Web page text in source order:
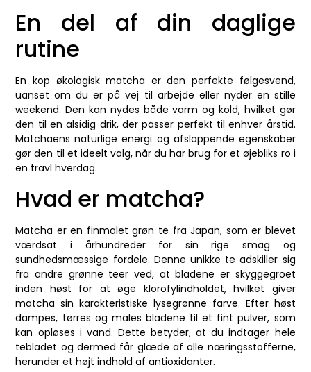
En del af din daglige
rutine
En kop økologisk matcha er den perfekte følgesvend,
uanset om du er på vej til arbejde eller nyder en stille
weekend. Den kan nydes både varm og kold, hvilket gør
den til en alsidig drik, der passer perfekt til enhver årstid.
Matchaens naturlige energi og afslappende egenskaber
gør den til et ideelt valg, når du har brug for et øjebliks ro i
en travl hverdag.
Hvad er matcha?
Matcha er en finmalet grøn te fra Japan, som er blevet
værdsat i århundreder for sin rige smag og
sundhedsmæssige fordele. Denne unikke te adskiller sig
fra andre grønne teer ved, at bladene er skyggegroet
inden høst for at øge klorofylindholdet, hvilket giver
matcha sin karakteristiske lysegrønne farve. Efter høst
dampes, tørres og males bladene til et fint pulver, som
kan opløses i vand. Dette betyder, at du indtager hele
tebladet og dermed får glæde af alle næringsstofferne,
herunder et højt indhold af antioxidanter.